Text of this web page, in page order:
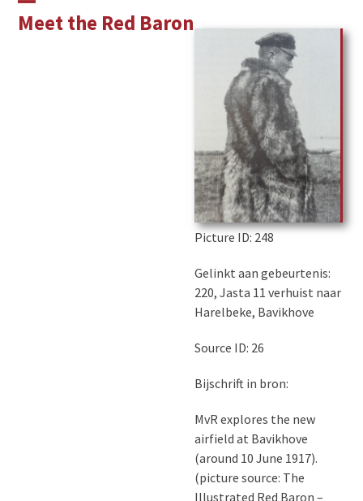
Meet the Red Baron
Open
Close
Picture ID: 248
Gelinkt aan gebeurtenis:
220, Jasta 11 verhuist naar
Harelbeke, Bavikhove
Source ID: 26
Bijschrift in bron:
MvR explores the new
airfield at Bavikhove
(around 10 June 1917).
(picture source: The
Illustrated Red Baron –